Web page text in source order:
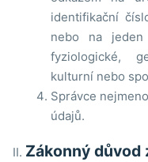
identifikační
nebo na
fyziologické,
kulturní nebo
Správce
údajů.
Zákonný důvod